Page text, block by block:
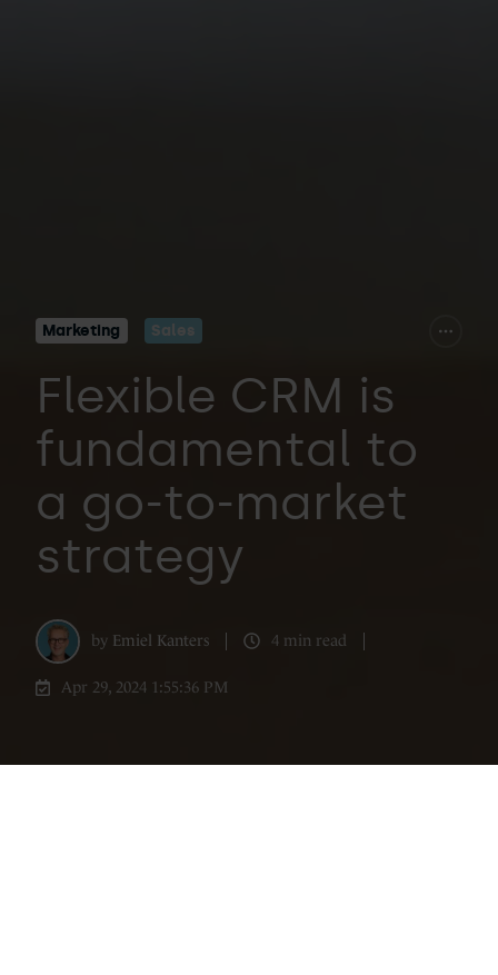
Marketing Sales
Flexible CRM is
fundamental to
a go-to-market
strategy
by Emiel Kanters 4 min read
Apr 29, 2024 1:55:36 PM